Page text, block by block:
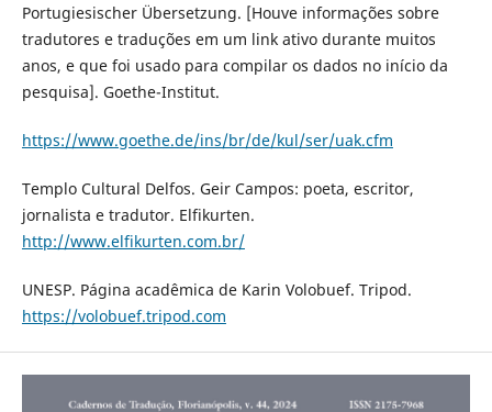
Portugiesischer Übersetzung. [Houve informações sobre
tradutores e traduções em um link ativo durante muitos
anos, e que foi usado para compilar os dados no início da
pesquisa]. Goethe-Institut.
https://www.goethe.de/ins/br/de/kul/ser/uak.cfm
Templo Cultural Delfos. Geir Campos: poeta, escritor,
jornalista e tradutor. Elfikurten.
http://www.elfikurten.com.br/
UNESP. Página acadêmica de Karin Volobuef. Tripod.
https://volobuef.tripod.com